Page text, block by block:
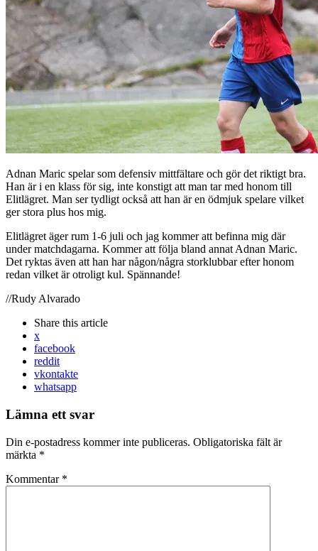
Adnan Maric spelar som defensiv mittfältare och gör det riktigt bra.
Han är i en klass för sig, inte konstigt att man tar med honom till
Elitlägret. Man ser tydligt också att han är en ödmjuk spelare vilket
ger stora plus hos mig.
Elitlägret äger rum 1-6 juli och jag kommer att befinna mig där
under matchdagarna. Kommer att följa bland annat Adnan Maric.
Det ryktas även att han har någon/några storklubbar efter honom
redan vilket är otroligt kul. Spännande!
//Rudy Alvarado
Share this article
x
facebook
reddit
vkontakte
whatsapp
Lämna ett svar
Din e-postadress kommer inte publiceras. Obligatoriska fält är
märkta *
Kommentar *